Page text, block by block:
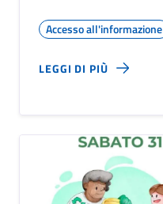
Accesso all'informazione
LEGGI DI PIÙ